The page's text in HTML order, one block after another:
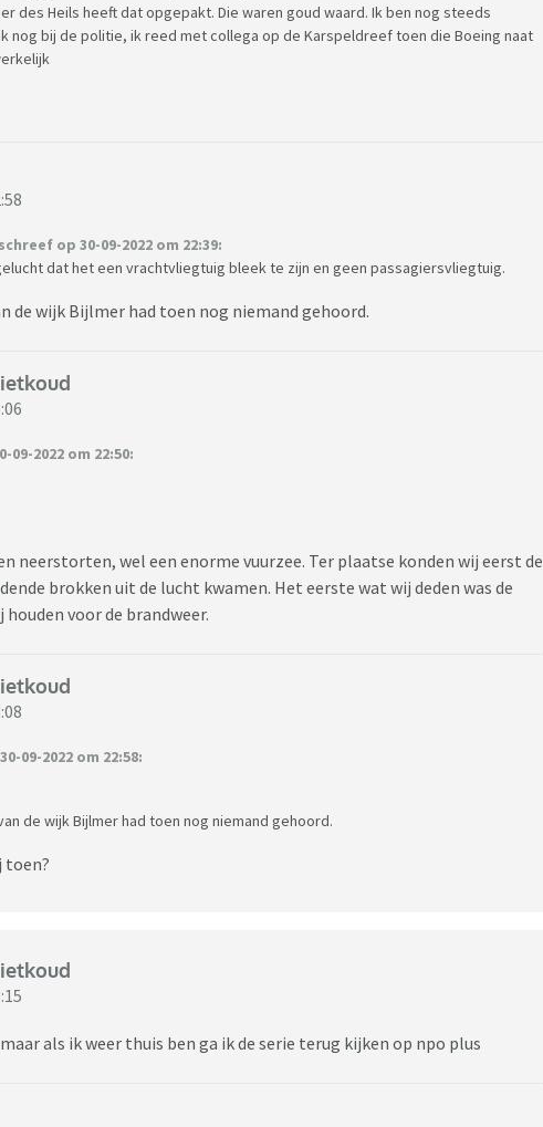
des Heils heeft dat opgepakt. Die waren goud waard. Ik ben nog steeds
nog bij de politie, ik reed met collega op de Karspeldreef toen die Boeing naat
op 30-09-2022 om 22:39:
dat het een vrachtvliegtuig bleek te zijn en geen passagiersvliegtuig.
de wijk Bijlmer had toen nog niemand gehoord.
09-2022 om 22:50:
neerstorten, wel een enorme vuurzee. Ter plaatse konden wij eerst de
brokken uit de lucht kwamen. Het eerste wat wij deden was de
voor de brandweer.
09-2022 om 22:58:
de wijk Bijlmer had toen nog niemand gehoord.
toen?
als ik weer thuis ben ga ik de serie terug kijken op npo plus